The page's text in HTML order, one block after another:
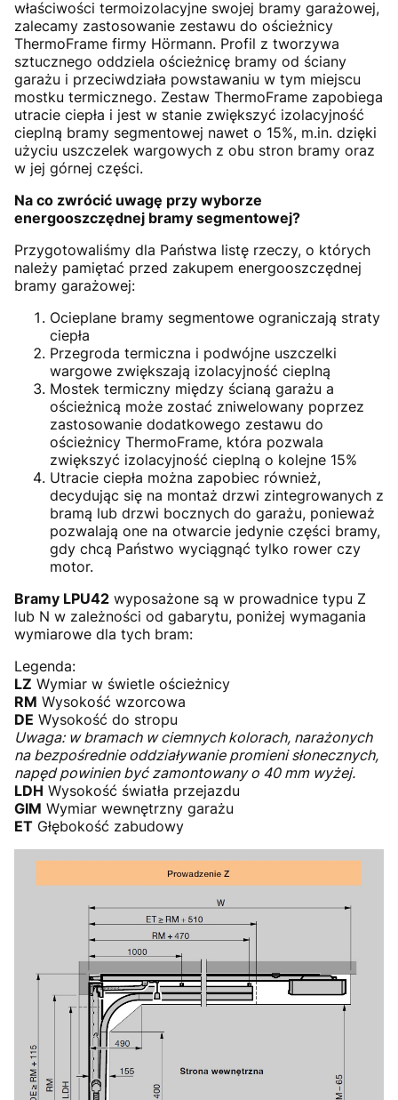
właściwości termoizolacyjne swojej bramy garażowej,
zalecamy zastosowanie zestawu do ościeżnicy
ThermoFrame firmy Hörmann. Profil z tworzywa
sztucznego oddziela ościeżnicę bramy od ściany
garażu i przeciwdziała powstawaniu w tym miejscu
mostku termicznego. Zestaw ThermoFrame zapobiega
utracie ciepła i jest w stanie zwiększyć izolacyjność
cieplną bramy segmentowej nawet o 15%, m.in. dzięki
użyciu uszczelek wargowych z obu stron bramy oraz
w jej górnej części.
Na co zwrócić uwagę przy wyborze
energooszczędnej bramy segmentowej?
Przygotowaliśmy dla Państwa listę rzeczy, o których
należy pamiętać przed zakupem energooszczędnej
bramy garażowej:
Ocieplane bramy segmentowe ograniczają straty
ciepła
Przegroda termiczna i podwójne uszczelki
wargowe zwiększają izolacyjność cieplną
Mostek termiczny między ścianą garażu a
ościeżnicą może zostać zniwelowany poprzez
zastosowanie dodatkowego zestawu do
ościeżnicy ThermoFrame, która pozwala
zwiększyć izolacyjność cieplną o kolejne 15%
Utracie ciepła można zapobiec również,
decydując się na montaż drzwi zintegrowanych z
bramą lub drzwi bocznych do garażu, ponieważ
pozwalają one na otwarcie jedynie części bramy,
gdy chcą Państwo wyciągnąć tylko rower czy
motor.
Bramy LPU42 wyposażone są w prowadnice typu Z
lub N w zależności od gabarytu, poniżej wymagania
wymiarowe dla tych bram:
Legenda:
LZ Wymiar w świetle ościeżnicy
RM Wysokość wzorcowa
DE Wysokość do stropu
Uwaga: w bramach w ciemnych kolorach, narażonych
na bezpośrednie oddziaływanie promieni słonecznych,
napęd powinien być zamontowany o 40 mm wyżej.
LDH Wysokość światła przejazdu
GIM Wymiar wewnętrzny garażu
ET Głębokość zabudowy